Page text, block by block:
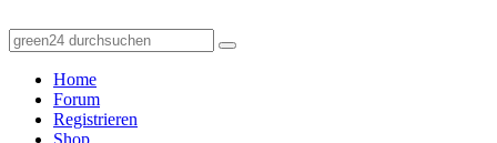
Home
Forum
Registrieren
Shop